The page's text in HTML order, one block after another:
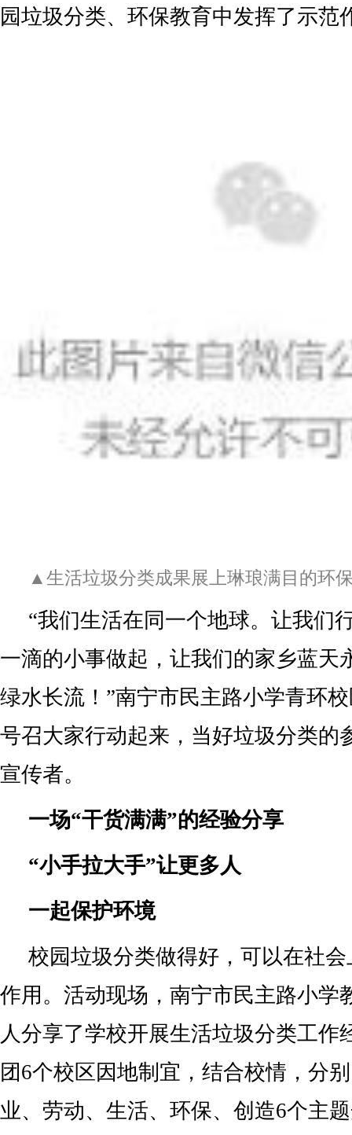
园垃圾分类、环保教育中发挥了示范
▲生活垃圾分类成果展上琳琅满目的环
“我们生活在同一个地球。让我们
一滴的小事做起，让我们的家乡蓝天
绿水长流！”南宁市民主路小学青环
号召大家行动起来，当好垃圾分类的
宣传者。
一场“干货满满”的经验分享
“小手拉大手”让更多人
一起保护环境
校园垃圾分类做得好，可以在社
作用。活动现场，南宁市民主路小学
人分享了学校开展生活垃圾分类工作
团6个校区因地制宜，结合校情，分
业、劳动、生活、环保、创造6个主